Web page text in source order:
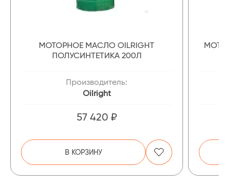
МОТОРНОЕ МАСЛО OILRIGHT
ПОЛУСИНТЕТИКА 200Л
Производитель:
Oilright
57 420 ₽
В КОРЗИНУ